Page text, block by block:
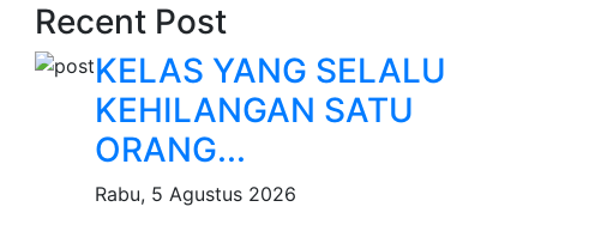
Recent Post
KELAS YANG SELALU
KEHILANGAN SATU
ORANG...
Rabu, 5 Agustus 2026